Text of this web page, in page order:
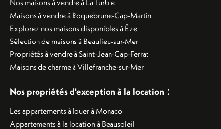
Nos maisons à vendre à La Turbie
Maisons à vendre à Roquebrune-Cap-Martin
Explorez nos maisons disponibles à Èze
Sélection de maisons à Beaulieu-sur-Mer
Propriétés à vendre à Saint-Jean-Cap-Ferrat
Maisons de charme à Villefranche-sur-Mer
Nos propriétés d'exception à la location :
Les appartements à louer à Monaco
Appartements à la location à Beausoleil